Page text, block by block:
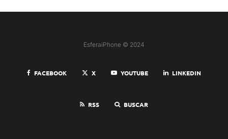
EsferaiPhone © 2024
FACEBOOK X YOUTUBE LINKEDIN
RSS BUSCAR